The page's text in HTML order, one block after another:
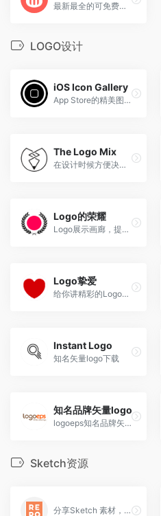
最新最全的可免费商用中文字体下载网站
LOGO设计
iOS Icon Gallery
App Store的精美图标设计
The Logo Mix
在设计时候方便决定主要颜色的网站。打算通过颜色搜索的人可以参考这个网站。
Logo的荣耀
Logo展示画廊，提供灵感并对优秀作品授予奖励勋章
Logo挚爱
给你讲精彩的Logo设计故事，每周更新一到两次的高端博客
Instant Logo
知名矢量logo下载
知名品牌矢量logo
logoeps知名品牌矢量logo
Sketch资源
分享Sketch 素材，资源质量较好